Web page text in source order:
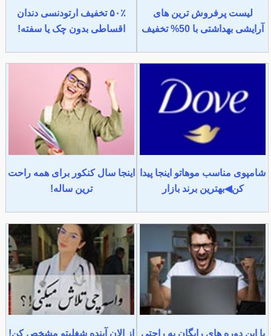
لیست پرفروش ترین های
آرایشی بهداشتی با 50% تخفیف
۵۰٪ تخفیف ارتودنسی دندان
اقساطی بدون چک یا سفته!
شامپوی مناسب موهاتو اینجا پیدا
کن◀بهترین برند بازار
اینجا سال کنکور برای همه راحت
ترین ساله!
با این دوره های رایگان به راحتی از الان آینده شغلیتو مشخص کن!